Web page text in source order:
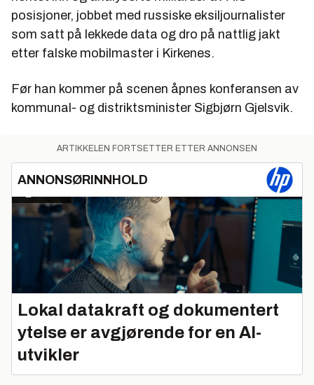
posisjoner, jobbet med russiske eksiljournalister
som satt på lekkede data og dro på nattlig jakt
etter falske mobilmaster i Kirkenes.
Før han kommer på scenen åpnes konferansen av
kommunal- og distriktsminister Sigbjørn Gjelsvik.
ARTIKKELEN FORTSETTER ETTER ANNONSEN
ANNONSØRINNHOLD
Lokal datakraft og dokumentert
ytelse er avgjørende for en AI-
utvikler